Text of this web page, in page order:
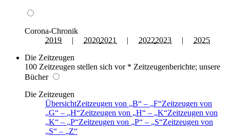
Corona-Chronik
2019 | 20202021 | 20222023 | 2025
Die Zeitzeugen
100 Zeitzeugen stellen sich vor * Zeitzeugenberichte; unsere
Bücher
Die Zeitzeugen
ÜbersichtZeitzeugen von B – F Zeitzeugen von
G
– H Zeitzeugen von H – K Zeitzeugen von
K
– P Zeitzeugen von P – S Zeitzeugen von
S
–
Z